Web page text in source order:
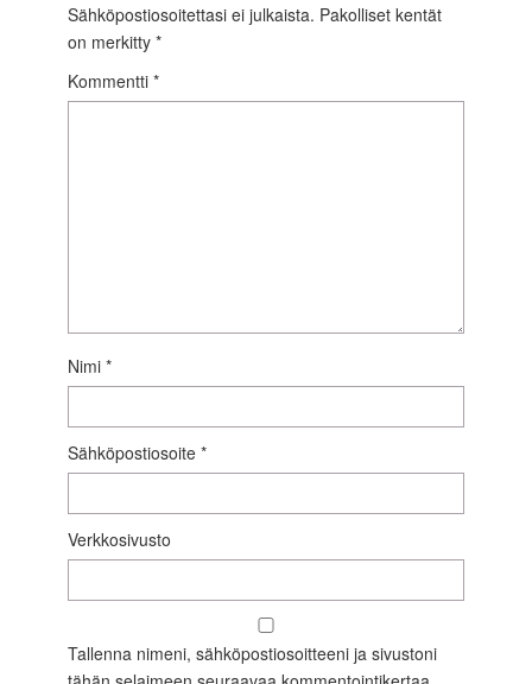
Sähköpostiosoitettasi ei julkaista. Pakolliset kentät
on merkitty *
Kommentti *
Nimi *
Sähköpostiosoite *
Verkkosivusto
Tallenna nimeni, sähköpostiosoitteeni ja sivustoni